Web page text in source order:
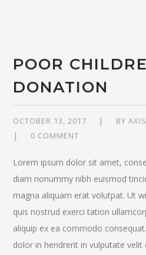
POOR
DONATION
OCTOBER 13, 2017 BY
0 COMMENT
Lorem ipsum dolor sit amet,
diam nonummy nibh euismod
magna aliquam erat volutpat. Ut
quis nostrud exerci tation
aliquip ex ea commodo
dolor in hendrerit in vulputate